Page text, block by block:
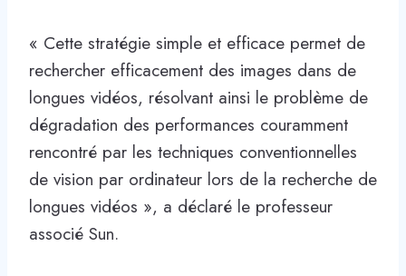
« Cette stratégie simple et efficace permet de
rechercher efficacement des images dans de
longues vidéos, résolvant ainsi le problème de
dégradation des performances couramment
rencontré par les techniques conventionnelles
de vision par ordinateur lors de la recherche de
longues vidéos », a déclaré le professeur
associé Sun.